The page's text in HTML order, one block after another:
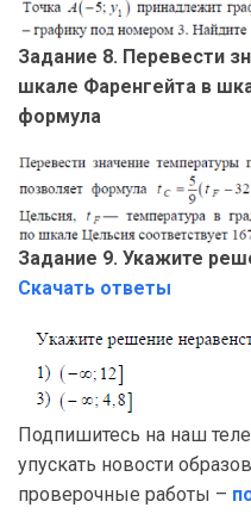
Задание 8. Перевести
шкале Фаренгейта в
формула
Задание 9. Укажите
Скачать ответы
Подпишитесь на наш
упускать новости
проверочные работы –